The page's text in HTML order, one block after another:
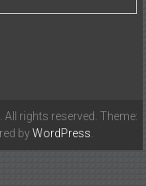
. All rights reserved. Theme:
byWordPress